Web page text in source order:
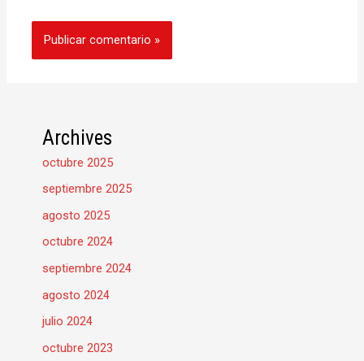
Archives
octubre 2025
septiembre 2025
agosto 2025
octubre 2024
septiembre 2024
agosto 2024
julio 2024
octubre 2023